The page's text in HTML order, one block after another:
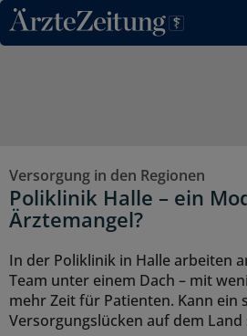
Direkt zum Inhaltsbereich
Versorgung in den Regionen
Poliklinik Halle – ein
Ärztemangel?
In der Poliklinik in Halle arbeiten
Team unter einem Dach – mit
mehr Zeit für Patienten. Kann ein
Versorgungslücken auf dem Land